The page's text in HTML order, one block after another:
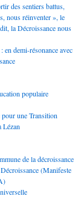
des sentiers battus,
nous réinventer », le
la Décroissance nous
en demi-résonance avec
populaire
une Transition
Lézan
de la décroissance
(Manifeste